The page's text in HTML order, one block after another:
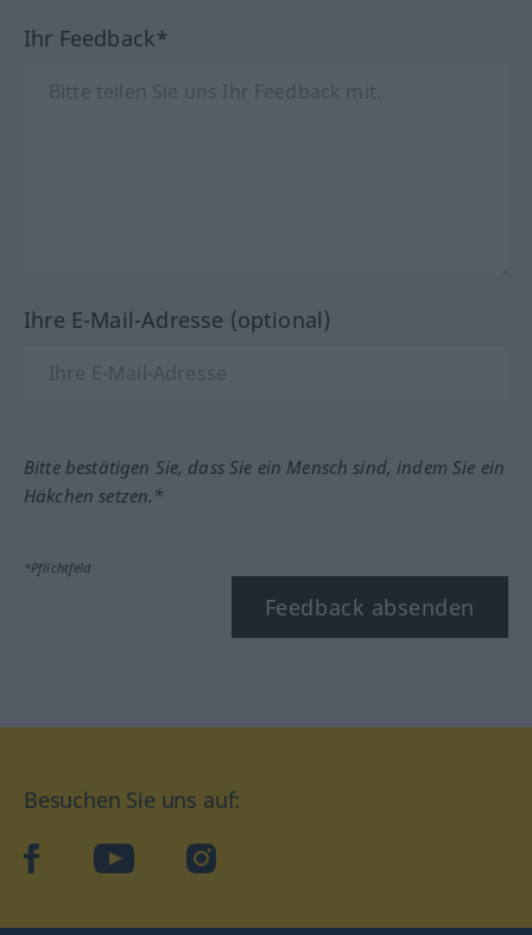
Ihr Feedback*
Ihre E-Mail-Adresse (optional)
Bitte bestätigen Sie, dass Sie ein Mensch sind, indem Sie ein
Häkchen setzen.*
*Pflichtfeld
Feedback absenden
Besuchen Sie uns auf:
facebookYouTube Instagram